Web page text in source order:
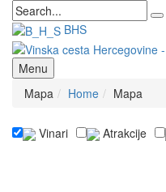
BHS
Menu
Mapa
Home Mapa
Vinari Atrakcije